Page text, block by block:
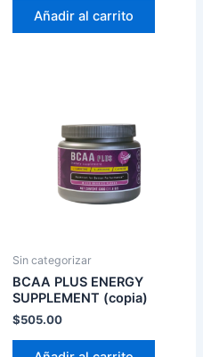
Añadir al carrito
Sin categorizar
BCAA PLUS ENERGY
SUPPLEMENT (copia)
$505.00